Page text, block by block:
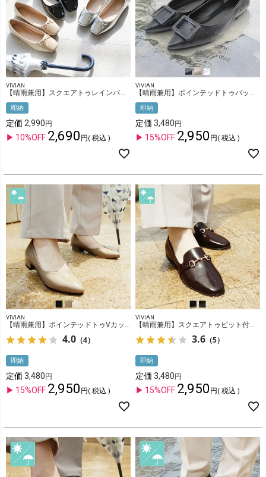
VIVIAN
【晴雨兼用】スクエアトゥレインバレエシューズ
即納
定価 2,990
10%OFF 2,690 税込
VIVIAN
即納
定価 3,480
15%OFF 2,950 税込
VIVIAN
4.0 （4）
即納
定価 3,480
15%OFF 2,950 税込
VIVIAN
3.6 （5）
即納
定価 3,480
15%OFF 2,950 税込